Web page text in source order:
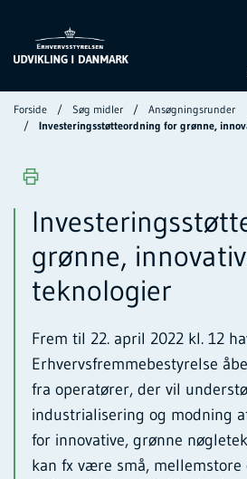
Forside Søg midler
Ansøgningsrunder
Investeringsstøtteordning for grønne,
grønne,
teknologier
Frem til 22. april 2022 kl. 12
Erhvervsfremmebestyrelse
fra operatører, der vil
industrialisering og modning
for innovative, grønne
kan fx være små, mellemstore